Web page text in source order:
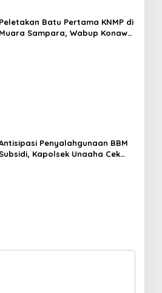
Peletakan Batu Pertama KNMP di
Muara Sampara, Wabup Konawe
Penyalahgunaan BBM
Subsidi, Kapolsek Unaaha Cek